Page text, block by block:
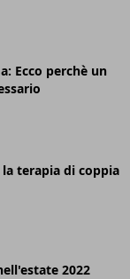
Ecco perchè un
terapia di coppia
2022